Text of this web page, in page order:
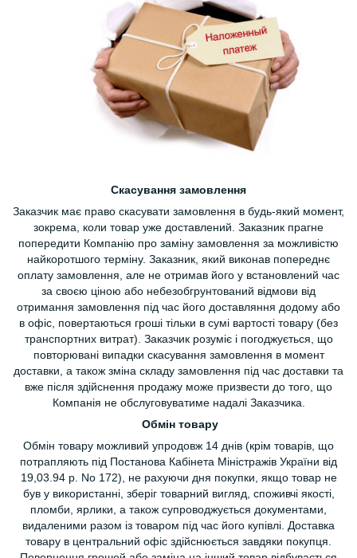
Скасування замовлення
Заказчик має право скасувати замовлення в будь-який момент,
зокрема, коли товар уже доставлений. Заказник прагне
попередити Компанію про заміну замовлення за можливістю
найкоротшого терміну. Заказник, який виконав попереднє
оплату замовлення, але не отримав його у встановлений час
за своєю ціною або небезобгрунтований відмови від
отримання замовлення під час його доставляння додому або
в офіс, повертаються гроші тільки в сумі вартості товару (без
транспортних витрат). Заказчик розуміє і погоджується, що
повторювані випадки скасування замовлення в момент
доставки, а також зміна складу замовлення під час доставки та
вже після здійснення продажу може призвести до того, що
Компанія не обслуговуватиме надалі Заказчика.
Обмін товару
Обмін товару можливий упродовж 14 днів (крім товарів, що
потрапляють під Постанова Кабінета Міністражів України від
19,03.94 р. No 172), не рахуючи дня покупки, якщо товар не
був у використанні, зберіг товарний вигляд, споживчі якості,
пломби, ярлики, а також супроводжується документами,
видаленими разом із товаром під час його купівлі. Доставка
товару в центральний офіс здійснюється завдяки покупця.